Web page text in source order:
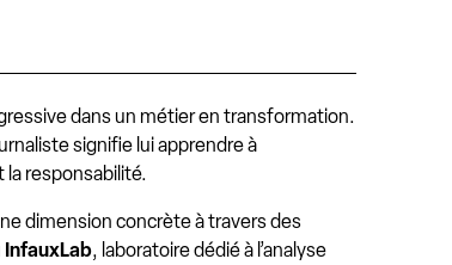
dans un métier en transformation.
signifie lui apprendre à
responsabilité.
dimension concrète à travers des
InfauxLab, laboratoire dédié à l’analyse